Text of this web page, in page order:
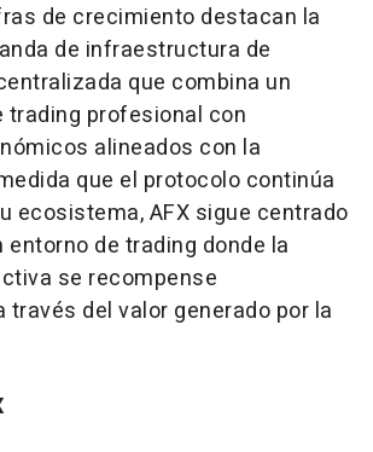
de crecimiento destacan la
de infraestructura de
que combina un
trading profesional con
alineados con la
que el protocolo continúa
ecosistema, AFX sigue centrado
de trading donde la
se recompense
del valor generado por la